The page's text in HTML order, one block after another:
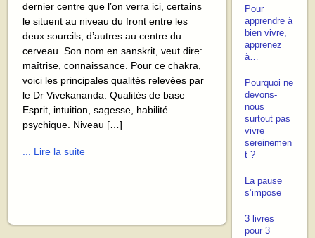
dernier centre que l’on verra ici, certains
le situent au niveau du front entre les
deux sourcils, d’autres au centre du
cerveau. Son nom en sanskrit, veut dire:
maîtrise, connaissance. Pour ce chakra,
voici les principales qualités relevées par
le Dr Vivekananda. Qualités de base
Esprit, intuition, sagesse, habilité
psychique. Niveau […]
... Lire la suite
Pour
apprendre à
bien vivre,
apprenez
à…
Pourquoi ne
devons-
nous
surtout pas
vivre
sereinemen
t ?
La pause
s’impose
3 livres
pour 3